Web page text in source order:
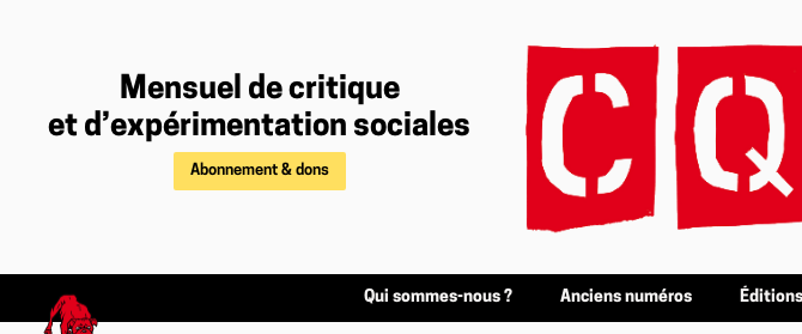
Mensuel de critique
et d’expérimentation sociales
Abonnement & dons
Qui sommes-nous ? Anciens numéros Éditions